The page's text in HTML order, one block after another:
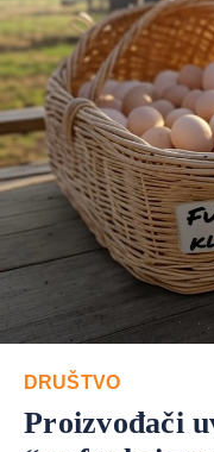
DRUŠTVO
Proizvođači